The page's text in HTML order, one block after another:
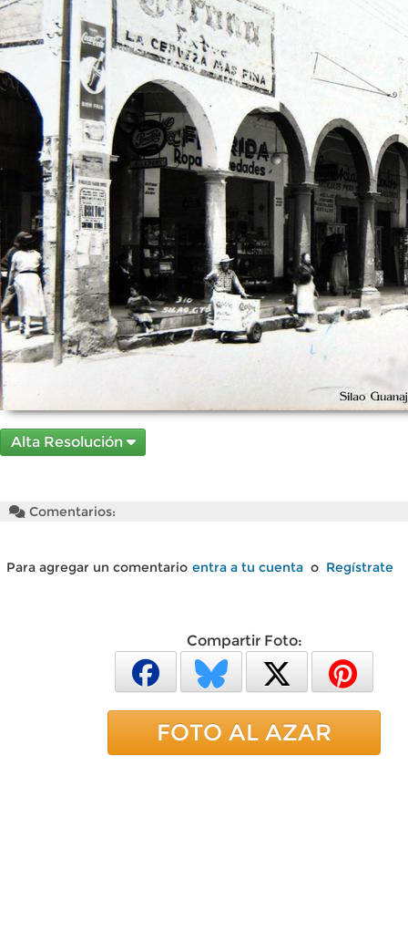
Alta Resolución
Comentarios:
Para agregar un comentario entra a tu cuenta o Regístrate
Compartir Foto:
FOTO AL AZAR